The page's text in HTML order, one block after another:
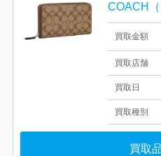
買取金額
買取店舗
買取日
買取種別
買取